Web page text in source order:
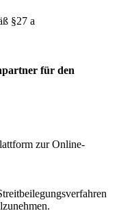
§27 a
für den
zur Online-